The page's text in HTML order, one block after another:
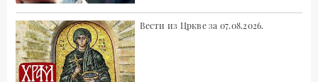
Вести из Цркве за 07.08.2026.